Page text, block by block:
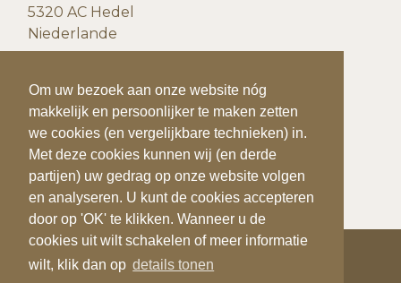
Om uw bezoek aan onze website nóg
makkelijk en persoonlijker te maken zetten
we cookies (en vergelijkbare technieken) in.
Met deze cookies kunnen wij (en derde
partijen) uw gedrag op onze website volgen
en analyseren. U kunt de cookies accepteren
door op 'OK' te klikken. Wanneer u de
cookies uit wilt schakelen of meer informatie
wilt, klik dan op details tonen
5320 AC Hedel
Niederlande
KONTAKTDATEN
T:+31(0)73 599 20 93
F:+31(0)73 599 41 25
E:info@quiks.nl
COPYRIGHT 2026